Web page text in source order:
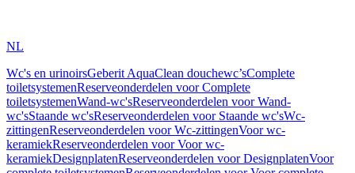
NL
Wc's en urinoirsGeberit AquaClean douchewc’sComplete
toiletsystemenReserveonderdelen voor Complete
toiletsystemenWand-wc'sReserveonderdelen voor Wand-
wc'sStaande wc'sReserveonderdelen voor Staande wc'sWc-
zittingenReserveonderdelen voor Wc-zittingenVoor wc-
keramiekReserveonderdelen voor Voor wc-
keramiekDesignplatenReserveonderdelen voor DesignplatenVoor